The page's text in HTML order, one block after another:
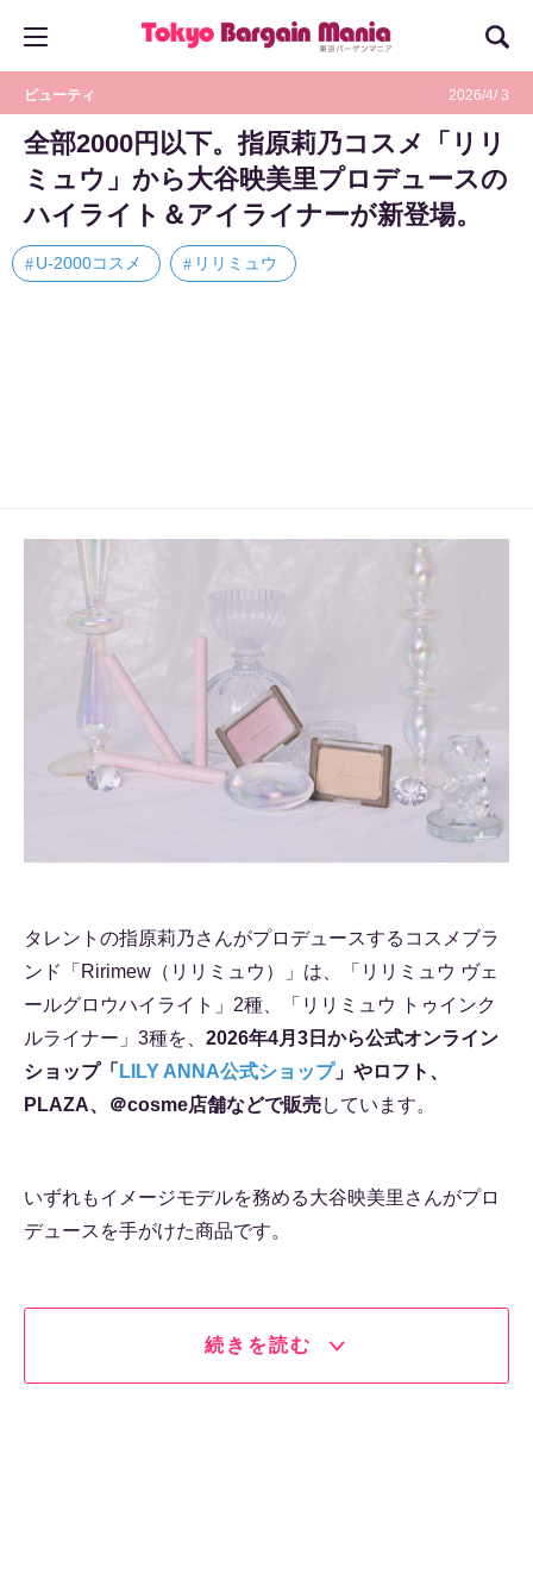
ビューティ 2026/4/ 3
全部2000円以下。指原莉乃コスメ「リリ
ミュウ」から大谷映美里プロデュースの
ハイライト＆アイライナーが新登場。
U-2000コスメ リリミュウ
タレントの指原莉乃さんがプロデュースするコスメブラ
ンド「Ririmew（リリミュウ）」は、「リリミュウ ヴェ
ールグロウハイライト」2種、「リリミュウ トゥインク
ルライナー」3種を、 2026年4月3日から公式オンライン
ショップ「 LILY ANNA公式ショップ」やロフト、
PLAZA、＠cosme店舗などで販売しています。
いずれもイメージモデルを務める大谷映美里さんがプロ
デュースを手がけた商品です。
続きを読む